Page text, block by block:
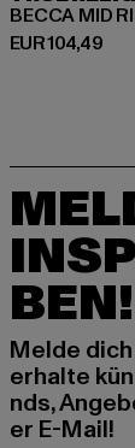
BECCA MID
EUR 104,49
Derzeitiger
BEN!
Melde
erhalte
nds,
er E-Mail!